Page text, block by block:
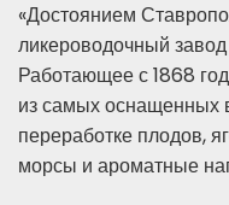
«Достоянием
ликероводочный
Работающее с 1868
из самых оснащенных
переработке плодов,
морсы и ароматные